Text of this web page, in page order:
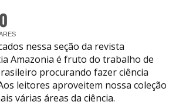
FLARE
0
nessa seção da revista
Amazonia é fruto do trabalho de
procurando fazer ciência
leitores aproveitem nossa coleção
várias áreas da ciência.